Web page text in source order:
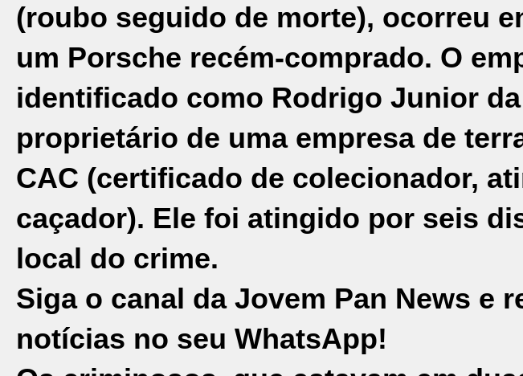
(roubo seguido de morte), ocorreu
um Porsche recém-comprado. O
identificado como Rodrigo Junior
proprietário de uma empresa de
CAC (certificado de colecionador,
caçador). Ele foi atingido por seis
local do crime.
Siga o canal da Jovem Pan News e
notícias no seu WhatsApp!